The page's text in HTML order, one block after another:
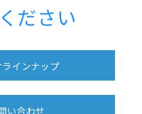
ださい
インナップ
い合わせ